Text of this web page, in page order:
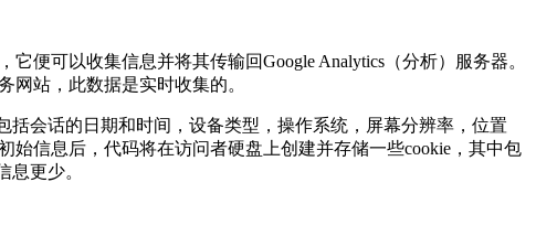
便可以收集信息并将其传输回Google Analytics（分析）服务器。
网站，此数据是实时收集的。
括会话的日期和时间，设备类型，操作系统，屏幕分辨率，位置
始信息后，代码将在访问者硬盘上创建并存储一些cookie，其中包
息更少。